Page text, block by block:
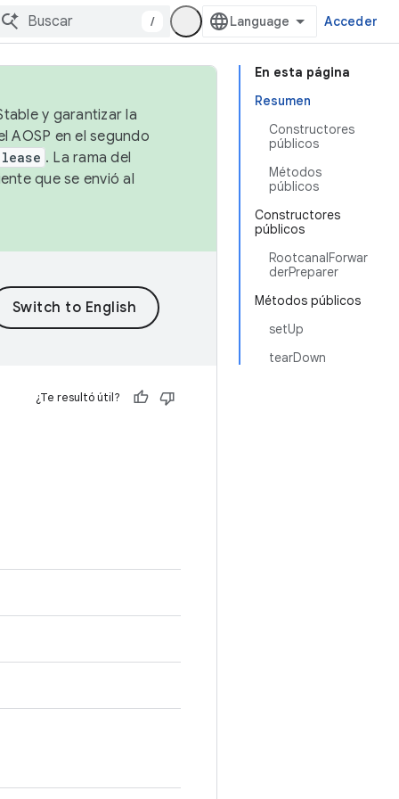
/ Acceder
En esta página
Resumen
Constructores
públicos
Métodos
públicos
Constructores
públicos
RootcanalForwar
derPreparer
Métodos públicos
setUp
tearDown
y garantizar la
AOSP en el segundo
. La rama del
que se envió al
¿Te resultó útil?